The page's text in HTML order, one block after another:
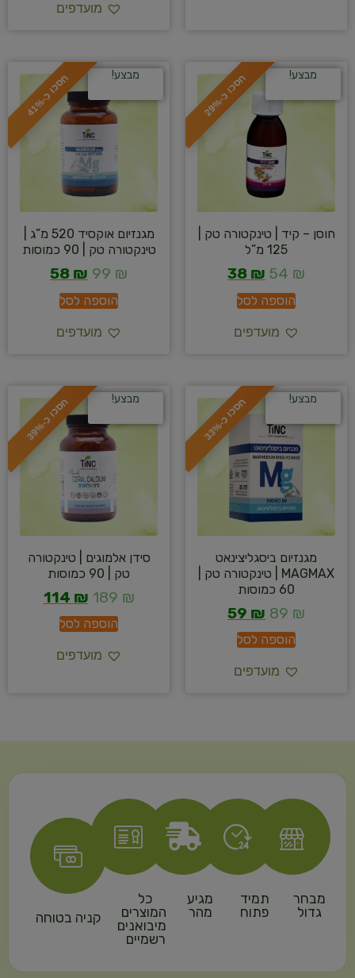
מועדפים
ח
ס
כ
ו
כ
-
2
9
% מבצע!
חוסן – קיד | טינקטורה טק |
125 מ”ל
54 ₪
38 ₪
הוספה לסל
מועדפים
ח
ס
כ
ו
כ
-
4
1
% מבצע!
מגנזיום אוקסיד 520 מ”ג |
טינקטורה טק | 90 כמוסות
99 ₪
58 ₪
הוספה לסל
מועדפים
ח
ס
כ
ו
כ
-
3
3
% מבצע!
מגנזיום ביסגליצינאט
MAGMAX | טינקטורה טק |
60 כמוסות
89 ₪
59 ₪
הוספה לסל
מועדפים
ח
ס
כ
ו
כ
-
3
9
% מבצע!
סידן אלמוגים | טינקטורה
טק | 90 כמוסות
189 ₪
114 ₪
הוספה לסל
מועדפים
מבחר
גדול
תמיד
פתוח
מגיע
מהר
כל
המוצרים
מיבואנים
רשמיים
קניה בטוחה